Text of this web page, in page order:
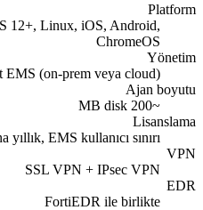
Platform
12+, Linux, iOS, Android,
ChromeOS
Yönetim
EMS (on-prem veya cloud)
Ajan boyutu
~200 MB disk
Lisanslama
yıllık, EMS kullanıcı sınırı
VPN
SSL VPN + IPsec VPN
EDR
FortiEDR ile birlikte